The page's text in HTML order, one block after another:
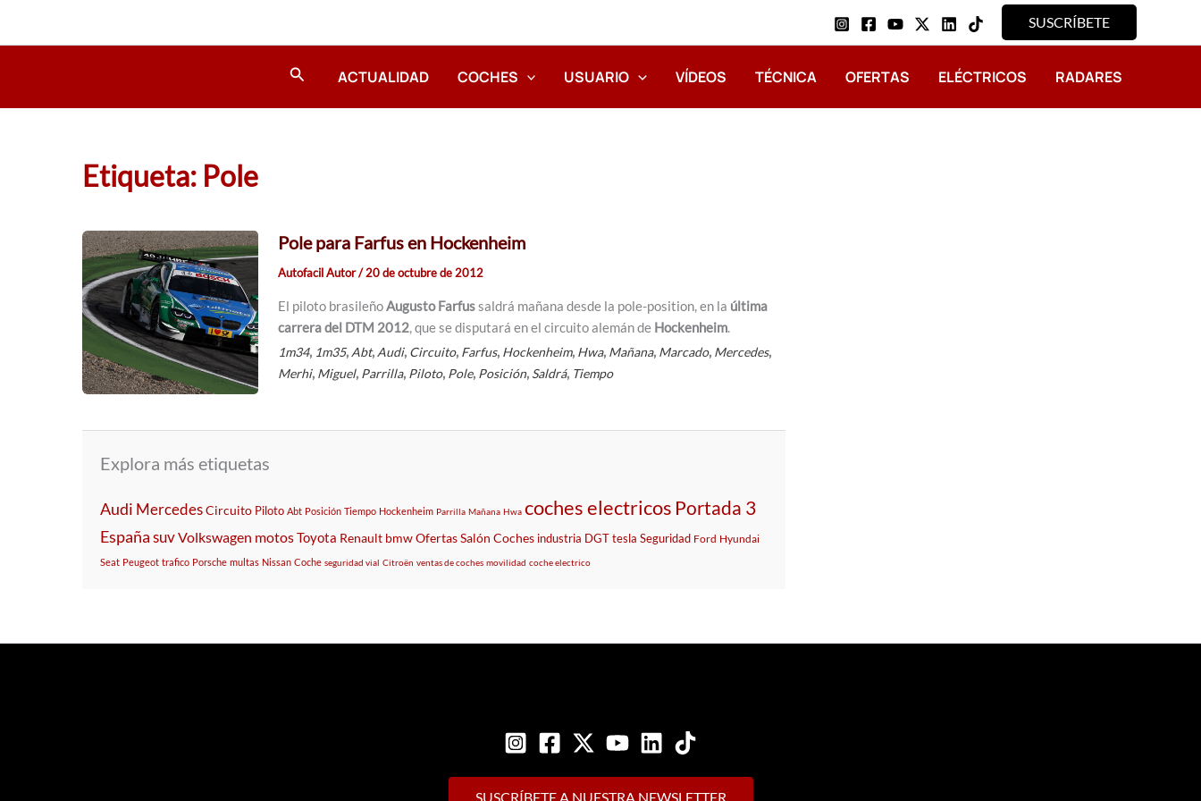
SUSCRÍBETE
Buscar ACTUALIDAD COCHES USUARIO VÍDEOS TÉCNICA OFERTAS ELÉCTRICOS RADARES
Etiqueta: Pole
Pole para Farfus en Hockenheim
Autofacil Autor/20 de octubre de 2012
El piloto brasileño Augusto Farfussaldrá mañana desde la pole-position, en la última
carrera del DTM 2012 , que se disputará en el circuito alemán de Hockenheim
1m34, 1m35, Abt, Audi, Circuito, Farfus, Hockenheim, Hwa, Mañana, Marcado, Mercedes,
Merhi, Miguel, Parrilla, Piloto, Pole, Posición, Saldrá, Tiempo
Explora más etiquetas
Audi MercedesCircuito Piloto Abt Posición Tiempo Hockenheim Parrilla Mañana Hwa coches electricos Portada 3
España suvVolkswagen motosToyota Renault bmwOfertasSalón Coches industria DGT tesla Seguridad Ford Hyundai
Seat Peugeot trafico Porsche multas Nissan Coche seguridad vial Citroën ventas de coches movilidad coche electrico
SUSCRÍBETE A NUESTRA NEWSLETTER